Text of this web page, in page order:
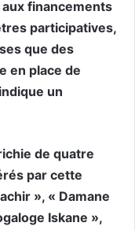
financements
participatives,
que des
en place de
un
de quatre
par cette
», « Damane
Iskane »,